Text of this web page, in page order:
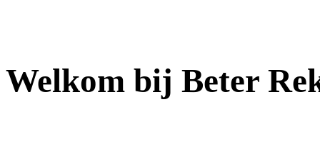
Welkom bij Beter